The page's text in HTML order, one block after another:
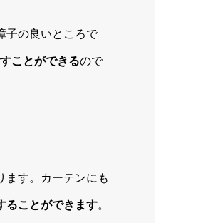
子の良いところで
ことができるので
ます。カーテンにも
ることができます。